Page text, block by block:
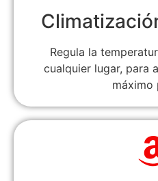
Regula la
cualquier lugar, para
máximo